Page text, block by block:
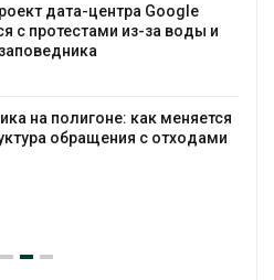
дата-центра Google
с протестами из-за воды и
на полигоне: как меняется
обращения с отходами